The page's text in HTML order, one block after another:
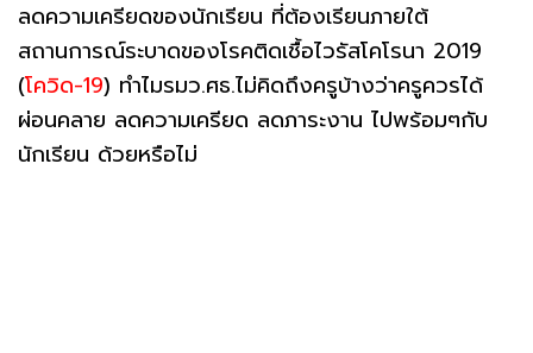
ลดความเครียดของนักเรียน ที่ต้องเรียนภายใต้
สถานการณ์ระบาดของโรคติดเชื้อไวรัสโคโรนา 2019
(โควิด-19) ทำไมรมว.ศธ.ไม่คิดถึงครูบ้างว่าครูควรได้
ผ่อนคลาย ลดความเครียด ลดภาระงาน ไปพร้อมๆกับ
นักเรียน ด้วยหรือไม่